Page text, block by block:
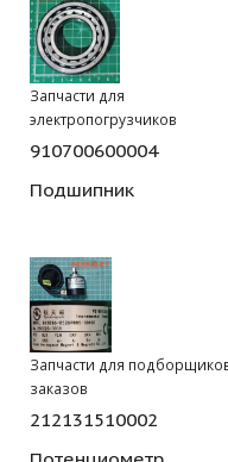
Запчасти для
электропогрузчиков
910700600004
Подшипник
Запчасти для
заказов
212131510002